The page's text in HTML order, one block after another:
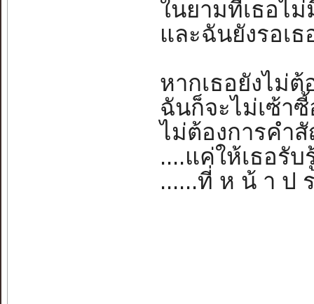
ในยามที่เธอไ
และฉันยังรอเ
หากเธอยังไม่
ฉันก็จะไม่เซ้าซี้
ไม่ต้องการคำ
....แค่ให้เธอรั
......ที่ ห น้ า ป